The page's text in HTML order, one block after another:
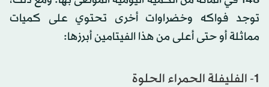
توجد فواكه وخضراوات أخرى تحتوي على كميات
مماثلة أو حتى أعلى من هذا الفيتامين أبرزها:
1- الفليفلة الحمراء الحلوة